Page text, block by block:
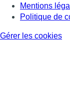
Mentions
Politique de
Gérer les cookies